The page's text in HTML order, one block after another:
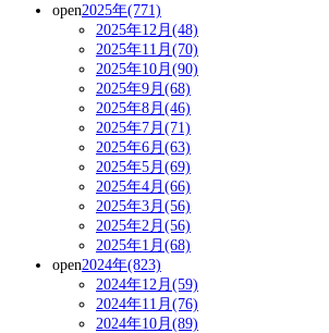
open2025年(771)
2025年12月(48)
2025年11月(70)
2025年10月(90)
2025年9月(68)
2025年8月(46)
2025年7月(71)
2025年6月(63)
2025年5月(69)
2025年4月(66)
2025年3月(56)
2025年2月(56)
2025年1月(68)
open2024年(823)
2024年12月(59)
2024年11月(76)
2024年10月(89)